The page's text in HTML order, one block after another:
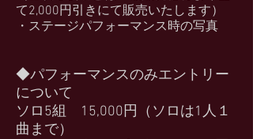
て2,000円引きにて販売いたします）
・ステージパフォーマンス時の写真
◆パフォーマンスのみエントリー
について
ソロ5組 15,000円（ソロは1人１
曲 まで）